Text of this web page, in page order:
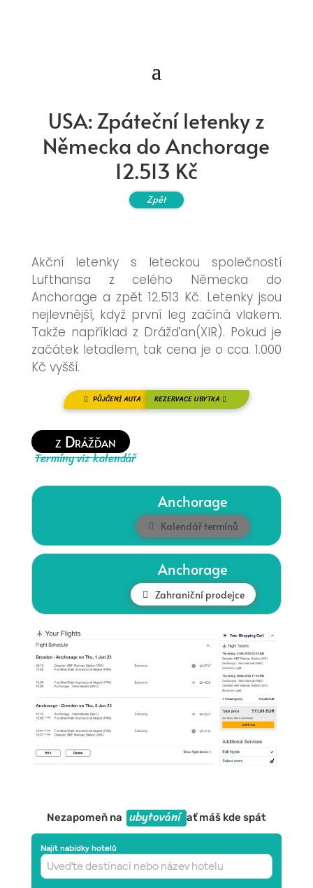
USA: Zpáteční letenky z
Německa do Anchorage
12.513 Kč
Zpět
Akční letenky s leteckou společností
Lufthansa z celého Německa do
Anchorage a zpět 12.513 Kč. Letenky jsou
nejlevnější, když první leg začíná vlakem.
Takže například z Drážďan(XIR). Pokud je
začátek letadlem, tak cena je o cca. 1.000
Kč vyšší.
PŮJČENÍ AUTA REZERVACE UBYTKA
z Drážďan
Termíny viz kalendář
Anchorage
Kalendář termínů
Anchorage
Zahraniční prodejce
Nezapomeň na ubytování ať máš kde spát